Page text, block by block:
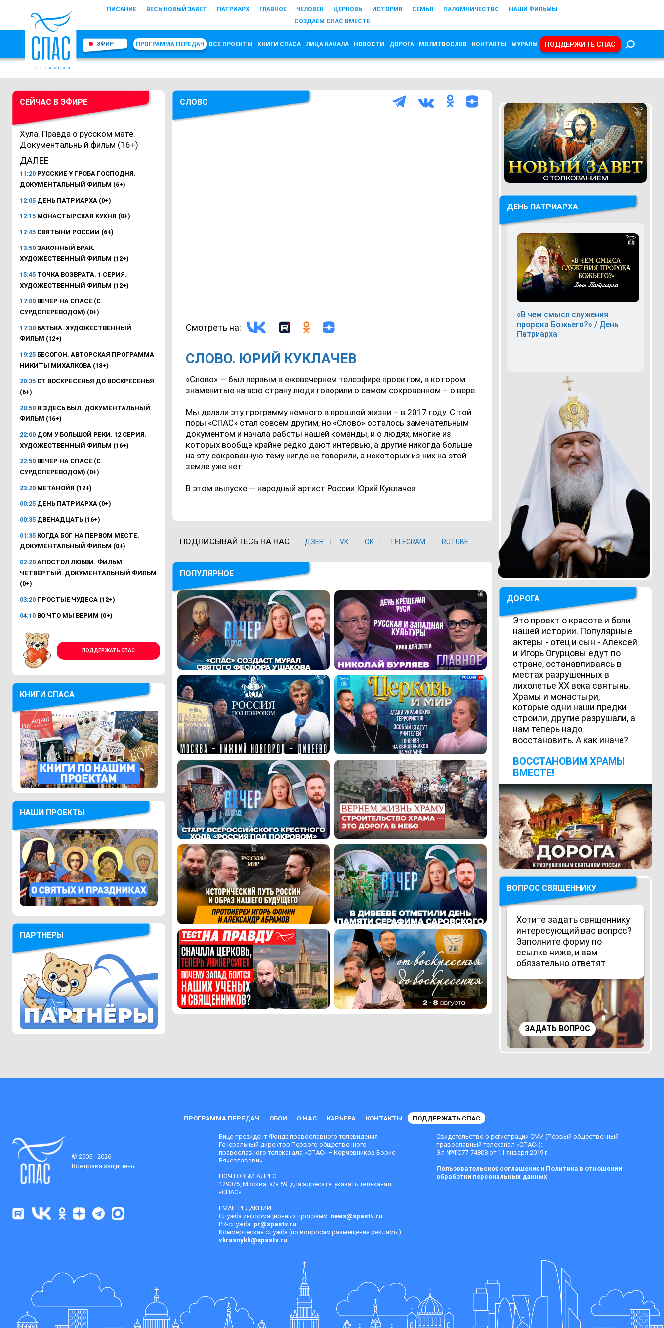
ПИСАНИЕ ВЕСЬ НОВЫЙ ЗАВЕТ ПАТРИАРХ ГЛАВНОЕ ЧЕЛОВЕК ЦЕРКОВЬ ИСТОРИЯ СЕМЬЯ ПАЛОМНИЧЕСТВО
НАШИ ФИЛЬМЫ
СОЗДАЕМ СПАС ВМЕСТЕ
ЭФИР ПРОГРАММА ПЕРЕДАЧ ВСЕ ПРОЕКТЫ КНИГИ СПАСА ЛИЦА КАНАЛА НОВОСТИ ДОРОГА МОЛИТВОСЛОВ КОНТАКТЫ МУРАЛЫ ПОДДЕРЖИТЕ СПАС
СЕЙЧАС В ЭФИРЕ
Хула. Правда о русском мате.
Документальный фильм (16+)
ДАЛЕЕ
11:20 РУССКИЕ У ГРОБА ГОСПОДНЯ.
ДОКУМЕНТАЛЬНЫЙ ФИЛЬМ (6+)
12:05 ДЕНЬ ПАТРИАРХА (0+)
12:15 МОНАСТЫРСКАЯ КУХНЯ (0+)
12:45 СВЯТЫНИ РОССИИ (6+)
13:50 ЗАКОННЫЙ БРАК.
ХУДОЖЕСТВЕННЫЙ ФИЛЬМ (12+)
15:45 ТОЧКА ВОЗВРАТА. 1 СЕРИЯ.
ХУДОЖЕСТВЕННЫЙ ФИЛЬМ (12+)
17:00 ВЕЧЕР НА СПАСЕ (С
СУРДОПЕРЕВОДОМ) (0+)
17:30 БАТЬКА. ХУДОЖЕСТВЕННЫЙ
ФИЛЬМ (12+)
19:25 БЕСОГОН. АВТОРСКАЯ ПРОГРАММА
НИКИТЫ МИХАЛКОВА (18+)
20:35 ОТ ВОСКРЕСЕНЬЯ ДО ВОСКРЕСЕНЬЯ
(6+)
20:50 Я ЗДЕСЬ БЫЛ. ДОКУМЕНТАЛЬНЫЙ
ФИЛЬМ (16+)
22:00 ДОМ У БОЛЬШОЙ РЕКИ. 12 СЕРИЯ.
ХУДОЖЕСТВЕННЫЙ ФИЛЬМ (16+)
22:50 ВЕЧЕР НА СПАСЕ (С
СУРДОПЕРЕВОДОМ) (0+)
23:20 МЕТАНОЙЯ (12+)
00:25 ДЕНЬ ПАТРИАРХА (0+)
00:35 ДВЕНАДЦАТЬ (16+)
01:35 КОГДА БОГ НА ПЕРВОМ МЕСТЕ.
ДОКУМЕНТАЛЬНЫЙ ФИЛЬМ (0+)
02:20 АПОСТОЛ ЛЮБВИ. ФИЛЬМ
ЧЕТВЁРТЫЙ. ДОКУМЕНТАЛЬНЫЙ ФИЛЬМ
(0+)
03:20 ПРОСТЫЕ ЧУДЕСА (12+)
04:10 ВО ЧТО МЫ ВЕРИМ (0+)
ПОДДЕРЖАТЬ СПАС
КНИГИ СПАСА
НАШИ ПРОЕКТЫ
ПАРТНЕРЫ
СЛОВО
Смотреть на:
СЛОВО. ЮРИЙ КУКЛАЧЕВ
«Слово» — был первым в ежевечернем телеэфире проектом, в котором
знаменитые на всю страну люди говорили о самом сокровенном – о вере.
Мы делали эту программу немного в прошлой жизни – в 2017 году. С той
поры «СПАС» стал совсем другим, но «Слово» осталось замечательным
документом и начала работы нашей команды, и о людях, многие из
которых вообще крайне редко дают интервью, а другие никогда больше
на эту сокровенную тему нигде не говорили, а некоторых из них на этой
земле уже нет.
В этом выпуске — народный артист России Юрий Куклачев.
ПОДПИСЫВАЙТЕСЬ НА НАС ДЗЕН VK ОK TELEGRAM RUTUBE
ПОПУЛЯРНОЕ
ДЕНЬ ПАТРИАРХА
«В чем смысл служения
пророка Божьего?» / День
Патриарха
ДОРОГА
Это проект о красоте и боли
нашей истории. Популярные
актеры - отец и сын - Алексей
и Игорь Огурцовы едут по
стране, останавливаясь в
местах разрушенных в
лихолетье ХХ века святынь.
Храмы и монастыри,
которые одни наши предки
строили, другие разрушали, а
нам теперь надо
восстановить. А как иначе?
ВОCСТАНОВИМ ХРАМЫ
ВМЕСТЕ!
ВОПРОС СВЯЩЕННИКУ
Хотите задать священнику
интересующий вас вопрос?
Заполните форму по
ссылке ниже, и вам
обязательно ответят
ЗАДАТЬ ВОПРОС
ПРОГРАММА ПЕРЕДАЧ ОБОИ О НАС КАРЬЕРА КОНТАКТЫ ПОДДЕРЖАТЬ СПАС
© 2005 - 2026
Все права защищены
Вице-президент Фонда православного телевидения -
Генеральный директор Первого общественного
православного телеканала «СПАС» – Корчевников Борис
Вячеславович
ПОЧТОВЫЙ АДРЕС:
129075, Москва, а/я 59, для адресата: указать телеканал
«СПАС»
EMAIL РЕДАКЦИИ:
Служба информационных программ: news@spastv.ru
PR-служба: pr@spastv.ru
Коммерческая служба (по вопросам размещения рекламы):
vkrasnykh@spastv.ru
Свидетельство о регистрации СМИ (Первый общественный
православный телеканал «СПАС»):
Эл №ФС77-74808 от 11 января 2019 г.
Пользовательское соглашениеи Политика в отношении
обработки персональных данных